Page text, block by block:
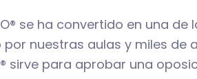
se ha convertido en una de
por nuestras aulas y miles
sirve para aprobar una